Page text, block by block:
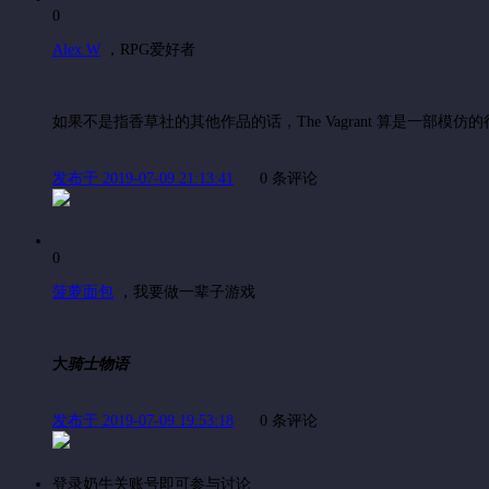
0
Alex W ， RPG爱好者
如果不是指香草社的其他作品的话，The Vagrant 算是一部模仿的
发布于 2019-07-09 21:13:41 0 条评论
0
菠萝面包 ， 我要做一辈子游戏
大骑士物语
发布于 2019-07-09 19:53:18 0 条评论
登录奶牛关账号即可参与讨论